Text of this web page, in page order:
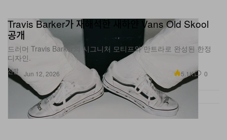
신발
Travis Barker가 재해석한 새하얀 Vans Old Skool
공개
드러머 Travis Barker의 시그니처 모티프와 만트라로 완성된 한정
디자인.
Jun 12, 2026 5.1K 0